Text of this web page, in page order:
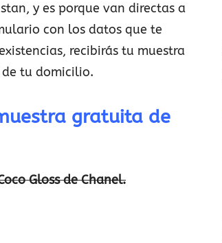
y es porque van directas a
con los datos que te
recibirás tu muestra
tu domicilio.
gratuita de
Gloss de Chanel.